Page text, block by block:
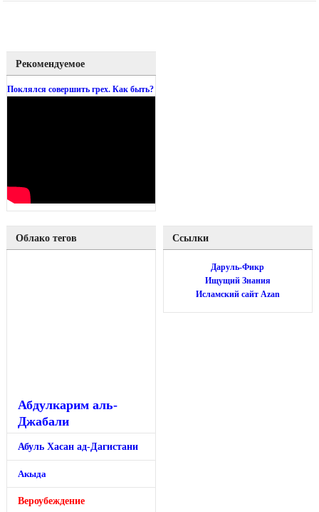
Рекомендуемое
Поклялся совершить грех. Как быть?
Облако тегов
Абдулкарим аль-
Джабали
Абуль Хасан ад-Дагистани
Акыда
Вероубеждение
Ссылки
Даруль-Фикр
Ищущий Знания
Исламский сайт Azan